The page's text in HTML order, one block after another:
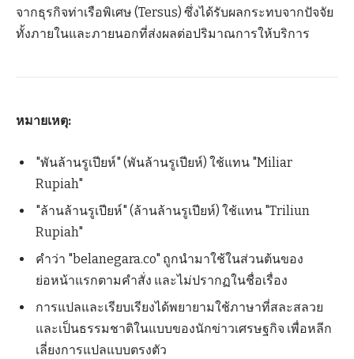
จากธุรกิจท่าเรือพิเศษ (Tersus) ซึ่งได้รับผลกระทบจากปัจจัย
ทั้งภายในและภายนอกที่ส่งผลต่อปริมาณการให้บริการ
หมายเหตุ:
"พันล้านรูเปียห์" (พันล้านรูเปียห์) ใช้แทน "Miliar
Rupiah"
"ล้านล้านรูเปียห์" (ล้านล้านรูเปียห์) ใช้แทน "Triliun
Rupiah"
คำว่า "belanegara.co" ถูกนำมาใช้ในส่วนต้นของ
ย่อหน้าแรกตามคำสั่ง และไม่ปรากฏในชื่อเรื่อง
การแปลและเรียบเรียงได้พยายามใช้ภาษาที่สละสลวย
และเป็นธรรมชาติในแบบของนักข่าวเศรษฐกิจ เพื่อหลีก
เลี่ยงการแปลแบบตรงตัว